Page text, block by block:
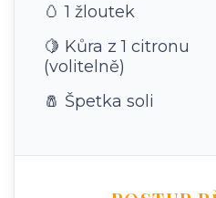
🥚 1 žloutek
🍋 Kůra z 1 citronu
(volitelně)
🧂 Špetka soli